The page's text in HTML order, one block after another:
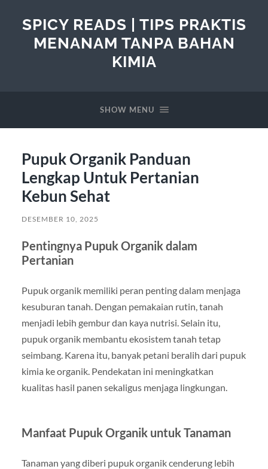
SPICY READS | TIPS PRAKTIS
MENANAM TANPA BAHAN
KIMIA
SHOW MENU
Pupuk Organik Panduan
Lengkap Untuk Pertanian
Kebun Sehat
DESEMBER 10, 2025
Pentingnya Pupuk Organik dalam
Pertanian
Pupuk organik memiliki peran penting dalam menjaga
kesuburan tanah. Dengan pemakaian rutin, tanah
menjadi lebih gembur dan kaya nutrisi. Selain itu,
pupuk organik membantu ekosistem tanah tetap
seimbang. Karena itu, banyak petani beralih dari pupuk
kimia ke organik. Pendekatan ini meningkatkan
kualitas hasil panen sekaligus menjaga lingkungan.
Manfaat Pupuk Organik untuk Tanaman
Tanaman yang diberi pupuk organik cenderung lebih